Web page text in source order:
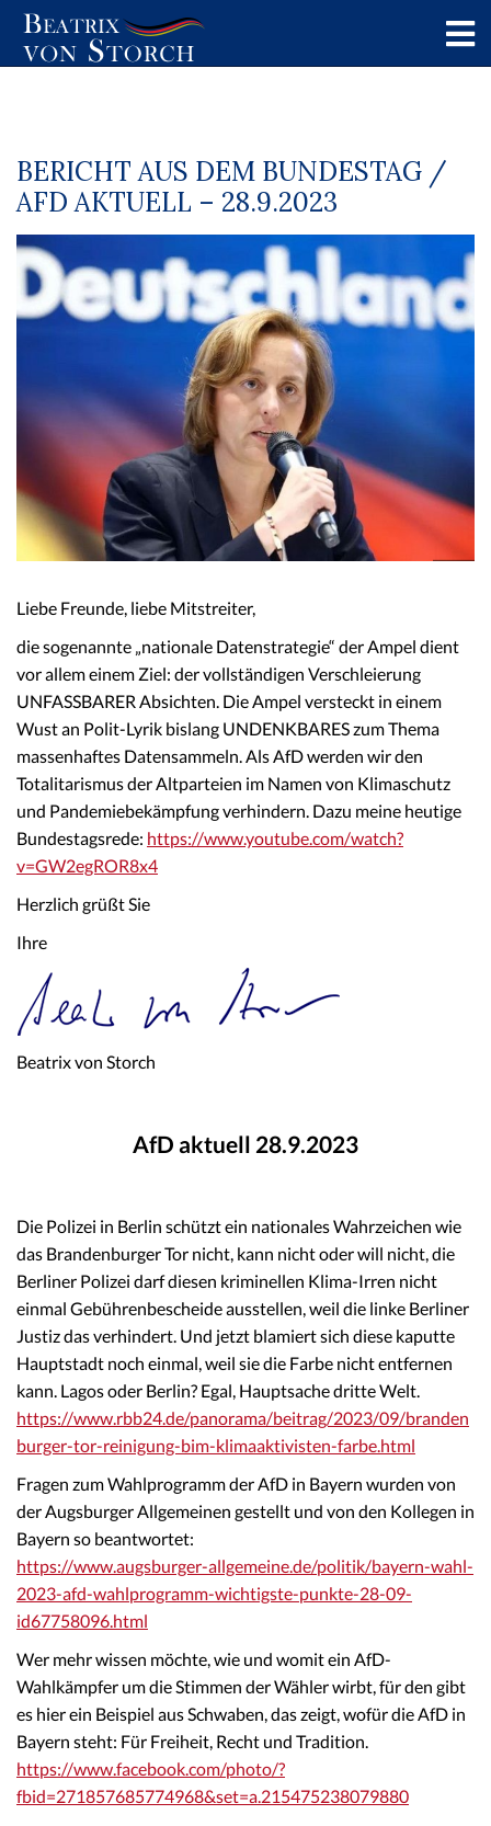
BERICHT AUS DEM BUNDESTAG /
AFD AKTUELL – 28.9.2023
Liebe Freunde, liebe Mitstreiter,
die sogenannte „nationale Datenstrategie“ der Ampel dient
vor allem einem Ziel: der vollständigen Verschleierung
UNFASSBARER Absichten. Die Ampel versteckt in einem
Wust an Polit-Lyrik bislang UNDENKBARES zum Thema
massenhaftes Datensammeln. Als AfD werden wir den
Totalitarismus der Altparteien im Namen von Klimaschutz
und Pandemiebekämpfung verhindern. Dazu meine heutige
Bundestagsrede: https://www.youtube.com/watch?
v=GW2egROR8x4
Herzlich grüßt Sie
Ihre
Beatrix von Storch
AfD aktuell 28.9.2023
Die Polizei in Berlin schützt ein nationales Wahrzeichen wie
das Brandenburger Tor nicht, kann nicht oder will nicht, die
Berliner Polizei darf diesen kriminellen Klima-Irren nicht
einmal Gebührenbescheide ausstellen, weil die linke Berliner
Justiz das verhindert. Und jetzt blamiert sich diese kaputte
Hauptstadt noch einmal, weil sie die Farbe nicht entfernen
kann. Lagos oder Berlin? Egal, Hauptsache dritte Welt.
https://www.rbb24.de/panorama/beitrag/2023/09/branden
burger-tor-reinigung-bim-klimaaktivisten-farbe.html
Fragen zum Wahlprogramm der AfD in Bayern wurden von
der Augsburger Allgemeinen gestellt und von den Kollegen in
Bayern so beantwortet:
https://www.augsburger-allgemeine.de/politik/bayern-wahl-
2023-afd-wahlprogramm-wichtigste-punkte-28-09-
id67758096.html
Wer mehr wissen möchte, wie und womit ein AfD-
Wahlkämpfer um die Stimmen der Wähler wirbt, für den gibt
es hier ein Beispiel aus Schwaben, das zeigt, wofür die AfD in
Bayern steht: Für Freiheit, Recht und Tradition.
https://www.facebook.com/photo/?
fbid=271857685774968&set=a.215475238079880